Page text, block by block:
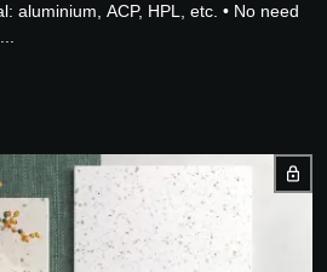
aluminium, ACP, HPL, etc. • No need